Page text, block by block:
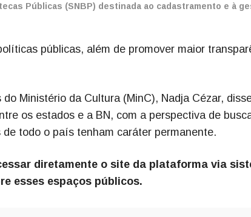
Públicas (SNBP) destinada ao cadastramento e à
públicas, além de promover maior
Ministério da Cultura (MinC), Nadja Cézar,
os estados e a BN, com a perspectiva de
todo o país tenham caráter permanente.
diretamente o site da plataforma via
esses espaços públicos.